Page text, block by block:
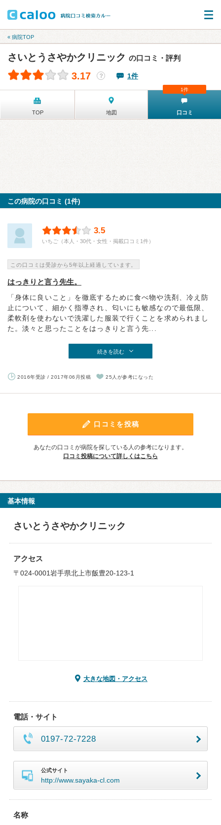
« 病院TOP
さいとうさやかクリニック の口コミ・評判
3.17 ？ 1件
TOP 地図 口コミ
1件
この病院の口コミ (1件)
3.5
いちご（本人・30代・女性・掲載口コミ1件）
この口コミは受診から5年以上経過しています。
はっきりと言う先生。
「身体に良いこと」を徹底するために食べ物や洗剤、冷え防
止について、細かく指導され、匂いにも敏感なので最低限、
柔軟剤を使わないで洗濯した服装で行くことを求められまし
た。淡々と思ったことをはっきりと言う先...
続きを読む
2016年受診 / 2017年06月投稿 25人が参考になった
口コミを投稿
あなたの口コミが病院を探している人の参考になります。
口コミ投稿について詳しくはこちら
基本情報
さいとうさやかクリニック
アクセス
〒024-0001岩手県北上市飯豊20-123-1
大きな地図・アクセス
電話・サイト
0197-72-7228
公式サイト
http://www.sayaka-cl.com
名称